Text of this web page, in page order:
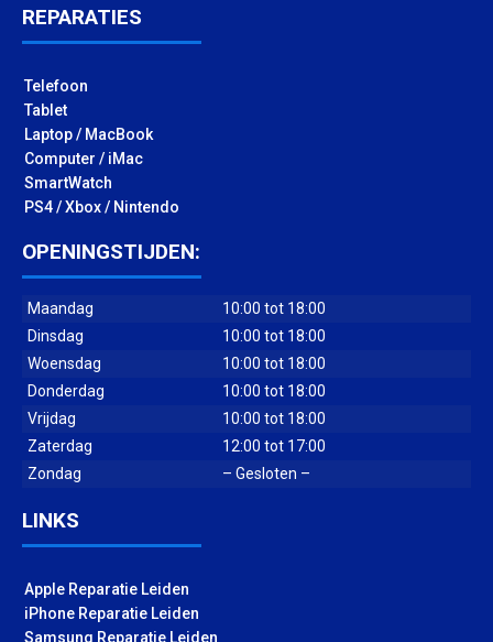
REPARATIES
Telefoon
Tablet
Laptop / MacBook
Computer / iMac
SmartWatch
PS4 / Xbox / Nintendo
OPENINGSTIJDEN:
Maandag
10:00 tot 18:00
Dinsdag
10:00 tot 18:00
Woensdag
10:00 tot 18:00
Donderdag
10:00 tot 18:00
Vrijdag
10:00 tot 18:00
Zaterdag
12:00 tot 17:00
Zondag
– Gesloten –
LINKS
Apple Reparatie Leiden
iPhone Reparatie Leiden
Samsung Reparatie Leiden